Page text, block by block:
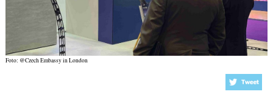
Foto: @Czech Embassy in London